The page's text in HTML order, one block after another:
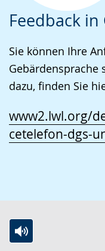
Feedback
Sie können Ihre
Gebärdensprache
dazu, finden Sie
www2.lwl.org/
cetelefon-dgs-